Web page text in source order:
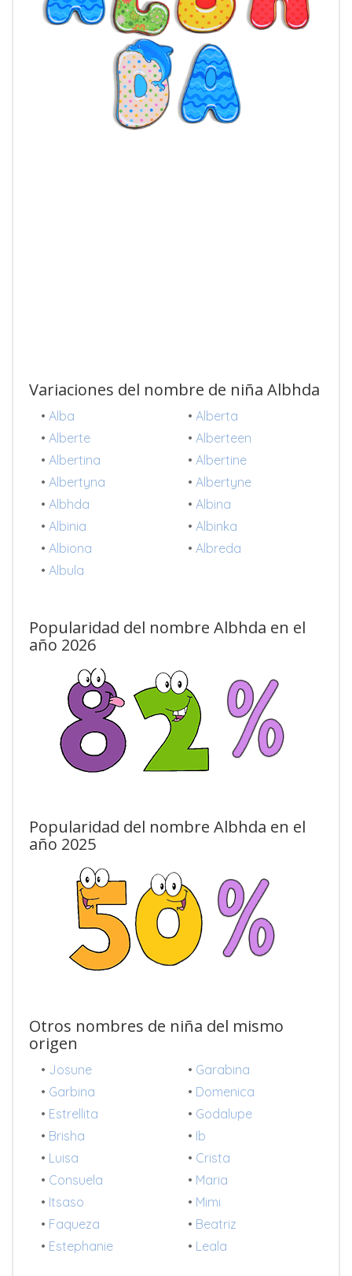
Variaciones del nombre de niña Albhda
• Alba • Alberta
• Alberte • Alberteen
• Albertina • Albertine
• Albertyna • Albertyne
• Albhda • Albina
• Albinia • Albinka
• Albiona • Albreda
• Albula
Popularidad del nombre Albhda en el
año 2026
Popularidad del nombre Albhda en el
año 2025
Otros nombres de niña del mismo
origen
• Josune • Garabina
• Garbina • Domenica
• Estrellita • Godalupe
• Brisha • Ib
• Luisa • Crista
• Consuela • Maria
• Itsaso • Mimi
• Faqueza • Beatriz
• Estephanie • Leala